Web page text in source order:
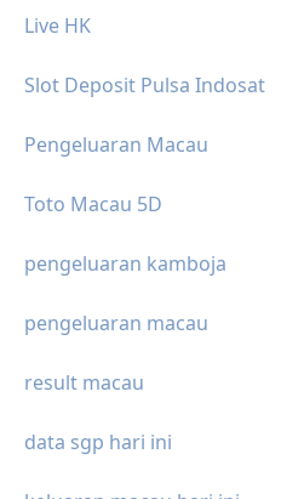
Live HK
Slot Deposit Pulsa Indosat
Pengeluaran Macau
Toto Macau 5D
pengeluaran kamboja
pengeluaran macau
result macau
data sgp hari ini